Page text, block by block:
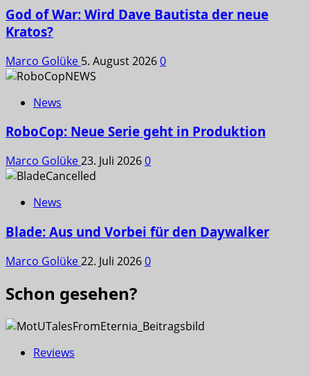
God of War: Wird Dave Bautista der neue
Kratos?
Marco Golüke 5. August 20260
News
RoboCop: Neue Serie geht in Produktion
Marco Golüke23. Juli 20260
News
Blade: Aus und Vorbei für den Daywalker
Marco Golüke22. Juli 20260
Schon gesehen?
Reviews